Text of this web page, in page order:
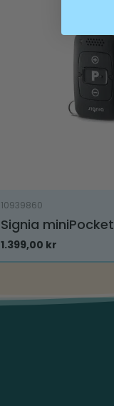
10939860
Signia miniPocket
1.399,00 kr